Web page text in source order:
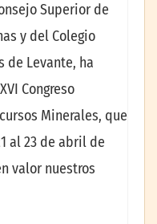
Superior de
y del Colegio
de Levante, ha
Congreso
Minerales, que
al 23 de abril de
valor nuestros